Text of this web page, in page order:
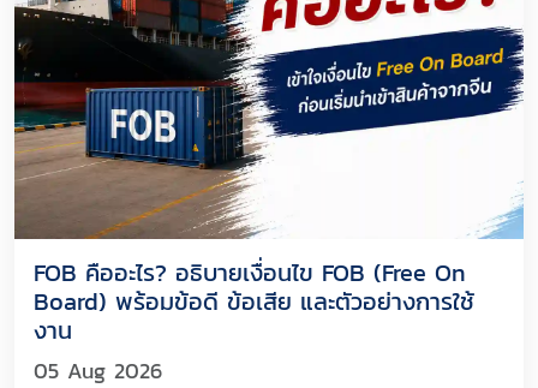
FOB คืออะไร? อธิบายเงื่อนไข FOB (Free On
Board) พร้อมข้อดี ข้อเสีย และตัวอย่างการใช้
งาน
05 Aug 2026